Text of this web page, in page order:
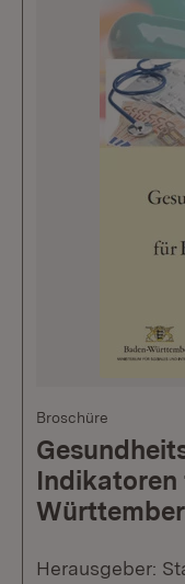
Broschüre
Indikatoren
Herausgeber: